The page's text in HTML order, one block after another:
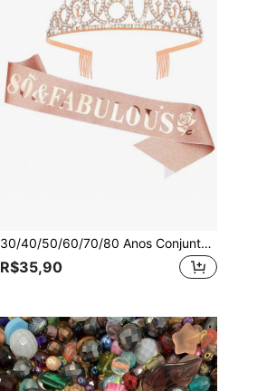
30/40/50/60/70/80 Anos Conjunto de Coroa e Cinto de Aniversário para Mulheres, Decorações de Aniversário de 50/60/70/80 Anos, Conjunto de Coroa e Cinto "50/60/70/80 Anos & Bela" em Ouro Rosa para 30/40/50/60/70/80 Anos, Decorações de Aniversário de 30/40/50/60/70/80 Anos para Mulheres, Presente de Aniversário de 60 Anos para Mulheres
R$35,90